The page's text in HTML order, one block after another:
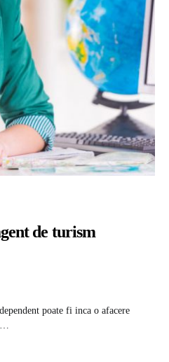
de turism
poate fi inca o afacere